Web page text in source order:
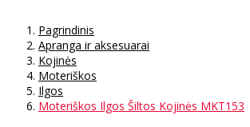
Pagrindinis
Apranga ir aksesuarai
Kojinės
Moteriškos
Ilgos
Moteriškos Ilgos Šiltos Kojinės MKT153